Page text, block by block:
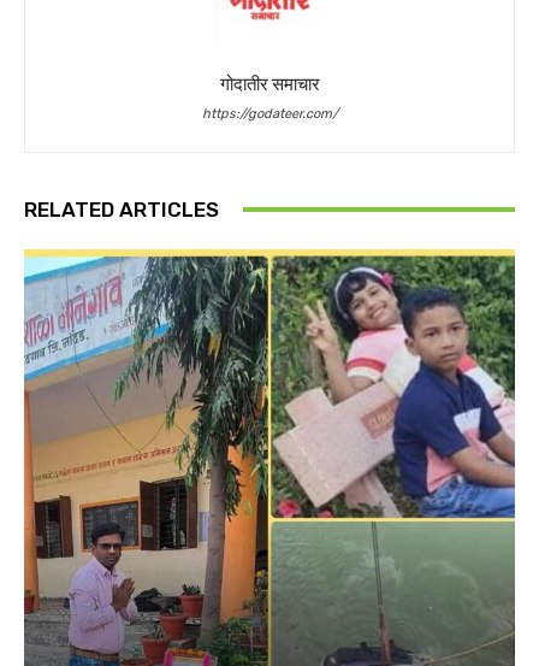
गोदातीर समाचार
https://godateer.com/
RELATED ARTICLES